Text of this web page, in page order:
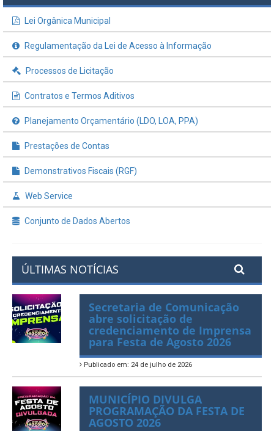
Lei Orgânica Municipal
Regulamentação da Lei de Acesso à Informação
Processos de Licitação
Contratos e Termos Aditivos
Planejamento Orçamentário (LDO, LOA, PPA)
Prestações de Contas
Demonstrativos Fiscais (RGF)
Web Service
Conjunto de Dados Abertos
ÚLTIMAS NOTÍCIAS
Secretaria de Comunicação
abre solicitação de
credenciamento de Imprensa
para Festa de Agosto 2026
Publicado em: 24 de julho de 2026
MUNICÍPIO DIVULGA
PROGRAMAÇÃO DA FESTA DE
AGOSTO 2026